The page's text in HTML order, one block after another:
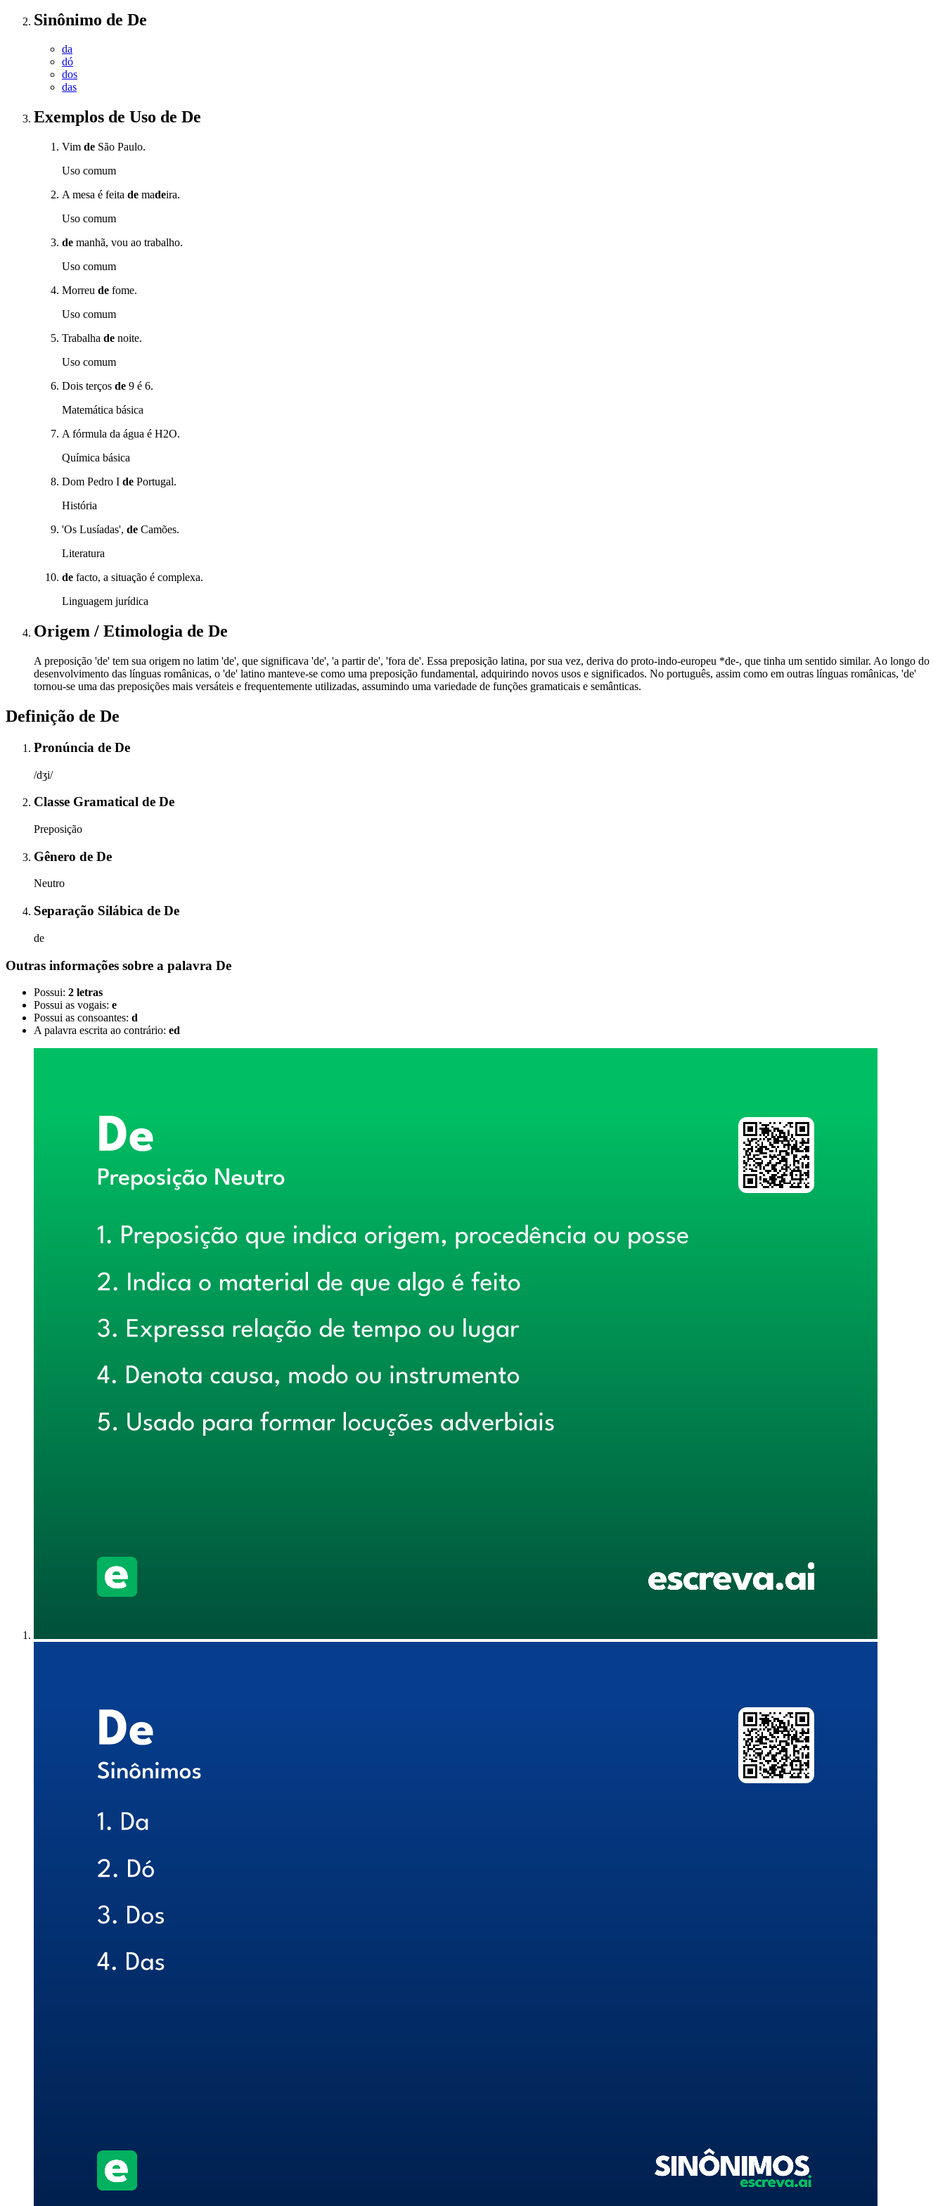
Sinônimo de De
da
dó
dos
das
Exemplos de Uso de De
Vim de São Paulo.
Uso comum
A mesa é feita de madeira.
Uso comum
de manhã, vou ao trabalho.
Uso comum
Morreu de fome.
Uso comum
Trabalha de noite.
Uso comum
Dois terços de 9 é 6.
Matemática básica
A fórmula da água é H2O.
Química básica
Dom Pedro I de Portugal.
História
'Os Lusíadas', de Camões.
Literatura
de facto, a situação é complexa.
Linguagem jurídica
Origem / Etimologia de De
A preposição 'de' tem sua origem no latim 'de', que significava 'de', 'a partir de', 'fora de'. Essa preposição latina, por sua vez, deriva do proto-indo-europeu *de-, que tinha um sentido similar. Ao longo do
desenvolvimento das línguas românicas, o 'de' latino manteve-se como uma preposição fundamental, adquirindo novos usos e significados. No português, assim como em outras línguas românicas, 'de'
tornou-se uma das preposições mais versáteis e frequentemente utilizadas, assumindo uma variedade de funções gramaticais e semânticas.
Definição de De
Pronúncia de De
/dʒi/
Classe Gramatical de De
Preposição
Gênero de De
Neutro
Separação Silábica de De
de
Outras informações sobre a palavra De
Possui: 2 letras
Possui as vogais: e
Possui as consoantes: d
A palavra escrita ao contrário: ed